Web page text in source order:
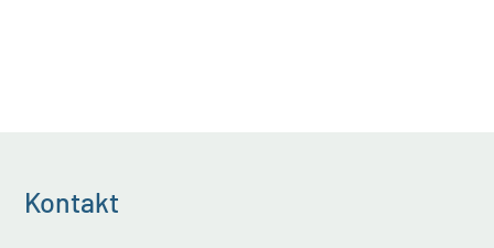
Kontakt